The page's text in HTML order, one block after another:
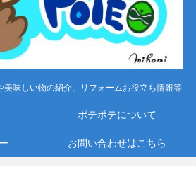
美味しい物の紹介、リフォームお役立ち情報等
ポテポテについて
お問い合わせはこちら